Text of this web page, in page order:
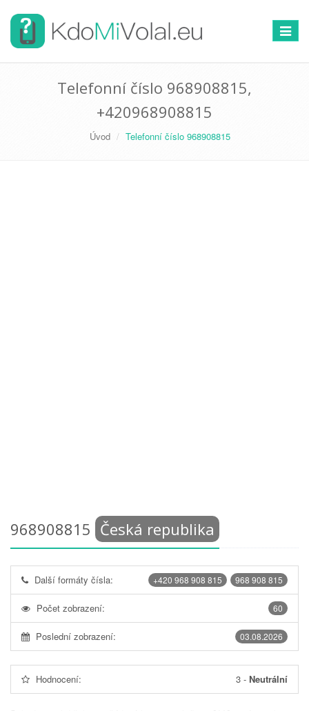
Telefonní číslo 968908815,
+420968908815
Úvod Telefonní číslo 968908815
968908815 Česká republika
968 908 815
+420 968 908 815
Další formáty čísla:
60
Počet zobrazení:
03.08.2026
Poslední zobrazení:
Hodnocení: 3 - Neutrální